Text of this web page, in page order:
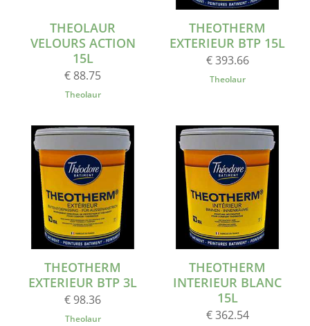
THEOLAUR
VELOURS ACTION
15L
€ 88.75
Theolaur
THEOTHERM
EXTERIEUR BTP 15L
€ 393.66
Theolaur
THEOTHERM
EXTERIEUR BTP 3L
€ 98.36
Theolaur
THEOTHERM
INTERIEUR BLANC
15L
€ 362.54